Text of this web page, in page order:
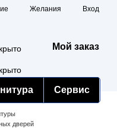
Желания Вход
Мой заказ
Сервис
дверей